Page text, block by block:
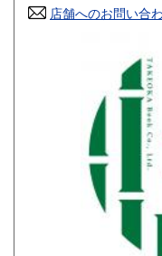
香川県
店舗へのお問い合